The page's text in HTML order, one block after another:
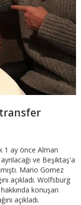
1 ay önce Alman
ve Beşiktaş'a
Mario Gomez
açıkladı. Wolfsburg
konuşan
açıkladı.